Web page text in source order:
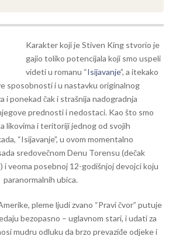
Karakter koji je Stiven King stvorio je
gajio toliko potencijala koji smo uspeli
videti u romanu “Isijavanje”, a itekako
sposobnosti i u nastavku originalnog
i ponekad čak i strašnija nadogradnja
prednosti i nedostaci. Kao što smo
likovima i teritoriji jednog od svojih
“Isijavanje”, u ovom momentalno
sredovečnom Denu Torensu (dečak
i veoma posebnoj 12-godišnjoj devojci koju
ubica.
pleme ljudi zvano “Pravi čvor” putuje
bezopasno – uglavnom stari, i udati za
mudru odluku da brzo prevaziđe odjeke i